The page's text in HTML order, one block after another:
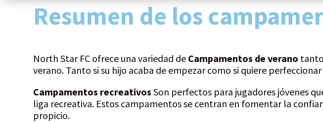
Resumen de los
North Star FC ofrece una variedad de Campamentos de verano
verano. Tanto si su hijo acaba de empezar como si quiere
Campamentos recreativos Son perfectos para jugadores jóvenes
liga recreativa. Estos campamentos se centran en fomentar la
propicio.